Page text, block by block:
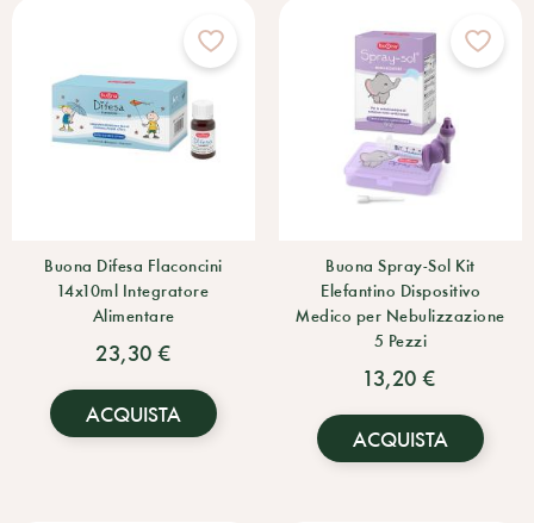
Buona Difesa Flaconcini
14x10ml Integratore
Alimentare
23,30 €
ACQUISTA
Buona Spray-Sol Kit
Elefantino Dispositivo
Medico per Nebulizzazione
5 Pezzi
13,20 €
ACQUISTA